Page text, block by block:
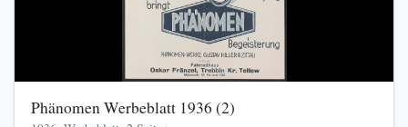
Phänomen Werbeblatt 1936 (2)